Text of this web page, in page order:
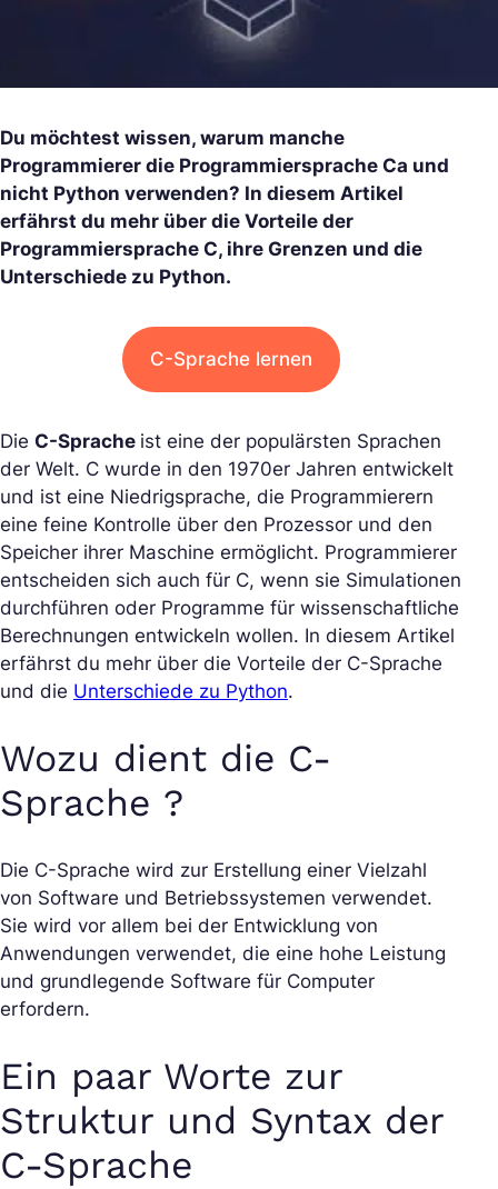
Du möchtest wissen, warum manche
Programmierer die Programmiersprache Ca und
nicht Python verwenden? In diesem Artikel
erfährst du mehr über die Vorteile der
Programmiersprache C, ihre Grenzen und die
Unterschiede zu Python.
C-Sprache lernen
Die C-Sprache ist eine der populärsten Sprachen
der Welt. C wurde in den 1970er Jahren entwickelt
und ist eine Niedrigsprache, die Programmierern
eine feine Kontrolle über den Prozessor und den
Speicher ihrer Maschine ermöglicht. Programmierer
entscheiden sich auch für C, wenn sie Simulationen
durchführen oder Programme für wissenschaftliche
Berechnungen entwickeln wollen. In diesem Artikel
erfährst du mehr über die Vorteile der C-Sprache
und die Unterschiede zu Python.
Wozu dient die C-
Sprache ?
Die C-Sprache wird zur Erstellung einer Vielzahl
von Software und Betriebssystemen verwendet.
Sie wird vor allem bei der Entwicklung von
Anwendungen verwendet, die eine hohe Leistung
und grundlegende Software für Computer
erfordern.
Ein paar Worte zur
Struktur und Syntax der
C-Sprache